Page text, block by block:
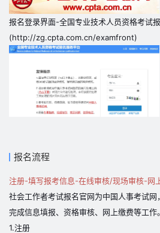
报名登录界面-全国专业技术人员资格考试
(http://zg.cpta.com.cn/examfront)
报名流程
注册-填写报考信息-在线审核/现场审核-网
社会工作者考试报名官网为中国人事考试
完成信息填报、资格审核、网上缴费等工作。
1.注册